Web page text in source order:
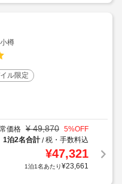
樽
ル限定
価格 ¥ 49,870 5%OFF
1泊2名合計/税・手数料込
¥47,321
1泊1名あたり¥23,661